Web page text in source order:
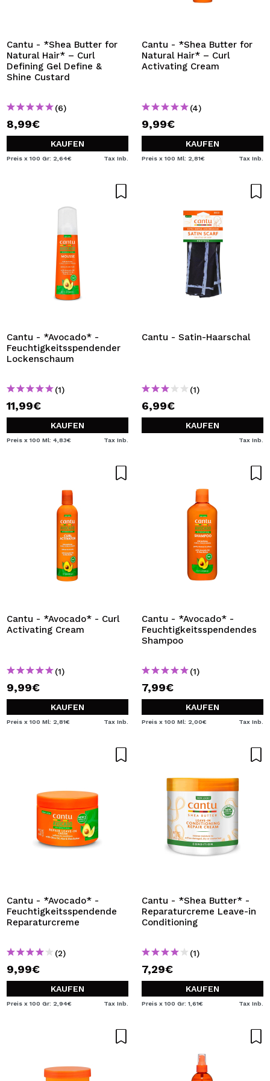
Cantu - *Shea Butter for
Natural Hair* – Curl
Defining Gel Define &
Shine Custard
(6)
8,99€
KAUFEN
Preis x 100 Gr: 2,64€ Tax Inb.
Cantu - *Shea Butter for
Natural Hair* – Curl
Activating Cream
(4)
9,99€
KAUFEN
Preis x 100 Ml: 2,81€ Tax Inb.
Cantu - *Avocado* -
Feuchtigkeitsspendender
Lockenschaum
(1)
11,99€
KAUFEN
Preis x 100 Ml: 4,83€ Tax Inb.
Cantu - Satin-Haarschal
(1)
6,99€
KAUFEN
Tax Inb.
Cantu - *Avocado* - Curl
Activating Cream
(1)
9,99€
KAUFEN
Preis x 100 Ml: 2,81€ Tax Inb.
Cantu - *Avocado* -
Feuchtigkeitsspendendes
Shampoo
(1)
7,99€
KAUFEN
Preis x 100 Ml: 2,00€ Tax Inb.
Cantu - *Avocado* -
Feuchtigkeitsspendende
Reparaturcreme
(2)
9,99€
KAUFEN
Preis x 100 Gr: 2,94€ Tax Inb.
Cantu - *Shea Butter* -
Reparaturcreme Leave-in
Conditioning
(1)
7,29€
KAUFEN
Preis x 100 Gr: 1,61€ Tax Inb.